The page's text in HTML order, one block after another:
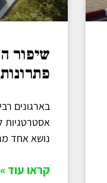
שיפור
בארגונים
אסטרטגיות
נושא אחד
קראו עוד »